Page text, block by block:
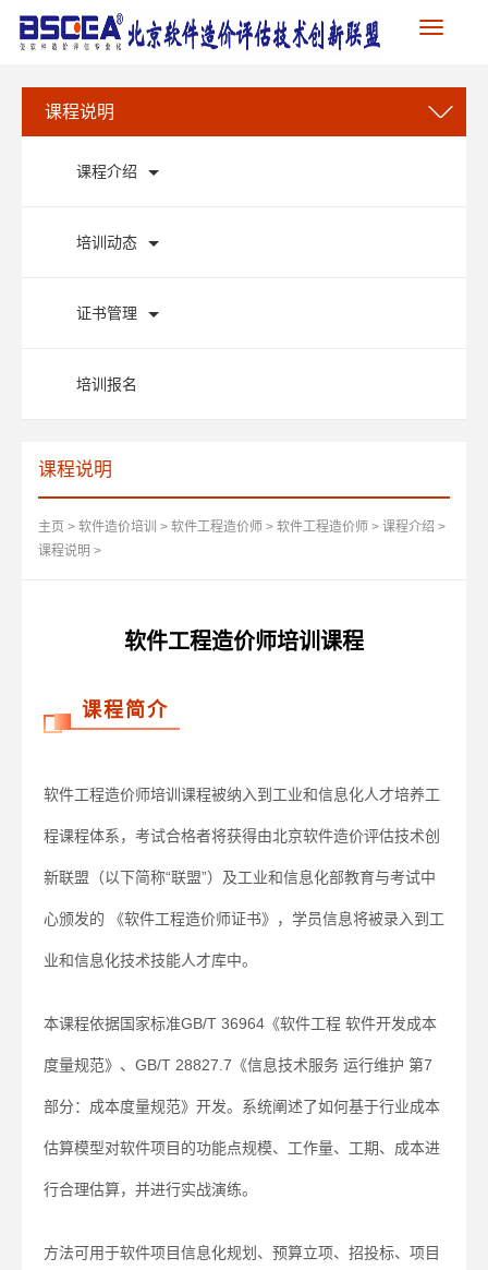
Toggle
navigation
课程说明
课程介绍
培训动态
证书管理
培训报名
课程说明
主页 > 软件造价培训 > 软件工程造价师 > 软件工程造价师 > 课程介绍 >
课程说明 >
软件工程造价师培训课程
课程简介
软件工程造价师培训课程被纳入到工业和信息化人才培养工
程课程体系，考试合格者将获得由北京软件造价评估技术创
新联盟（以下简称“联盟”）及工业和信息化部教育与考试中
心颁发的 《软件工程造价师证书》，学员信息将被录入到工
业和信息化技术技能人才库中。
本课程依据国家标准GB/T 36964《软件工程 软件开发成本
度量规范》、GB/T 28827.7《信息技术服务 运行维护 第7
部分：成本度量规范》开发。系统阐述了如何基于行业成本
估算模型对软件项目的功能点规模、工作量、工期、成本进
行合理估算，并进行实战演练。
方法可用于软件项目信息化规划、预算立项、招投标、项目